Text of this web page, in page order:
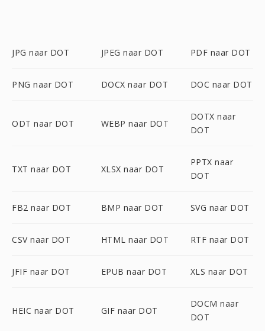
JPG naar DOT JPEG naar DOT PDF naar DOT
PNG naar DOT DOCX naar DOT DOC naar DOT
ODT naar DOT WEBP naar DOT
DOTX naar
DOT
TXT naar DOT XLSX naar DOT
PPTX naar
DOT
FB2 naar DOT BMP naar DOT SVG naar DOT
CSV naar DOT HTML naar DOT RTF naar DOT
JFIF naar DOT EPUB naar DOT XLS naar DOT
HEIC naar DOT GIF naar DOT
DOCM naar
DOT